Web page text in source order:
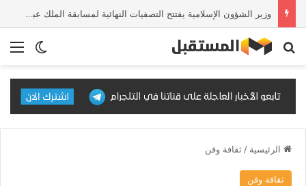
وزير الشؤون الإسلامية يفتتح التصفيات النهائية لمسابقة الملك عبدالعزيز الدولية للقرآن الكريم في دورتها الـ46
الوضع بحث عن
الرئيسية / ثقافة وفن
ثقافة وفن